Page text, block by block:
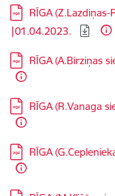
Lejupielādēt:
​RĪGA
|01.04.2023. ​
Lejupielādēt:
​RĪGA (A.Birziņas
Lejupielādēt:
​RĪGA (R.Vanaga
Lejupielādēt:
​RĪGA